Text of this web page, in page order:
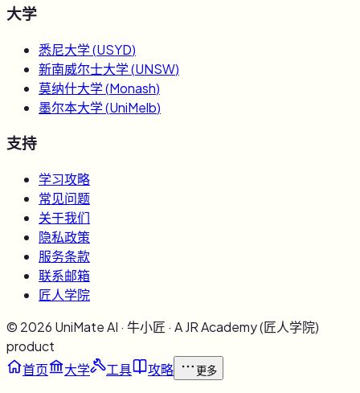
大学
悉尼大学(USYD)
新南威尔士大学(UNSW)
莫纳什大学(Monash)
墨尔本大学(UniMelb)
支持
学习攻略
常见问题
关于我们
隐私政策
服务条款
联系邮箱
匠人学院
© 2026 UniMate AI · 牛小匠 · A JR Academy (匠人学院)
product
首页
大学 工具 攻略 更多